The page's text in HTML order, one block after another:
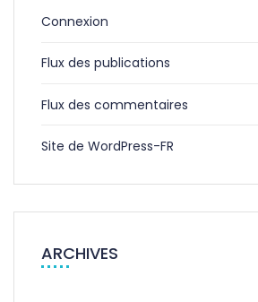
Connexion
Flux des publications
Flux des commentaires
Site de WordPress-FR
ARCHIVES